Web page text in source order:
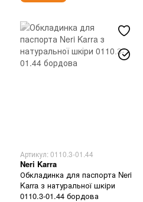
Артикул: 0110.3-01.44
Neri Karra
Обкладинка для паспорта Neri
Karra з натуральної шкіри
0110.3-01.44 бордова